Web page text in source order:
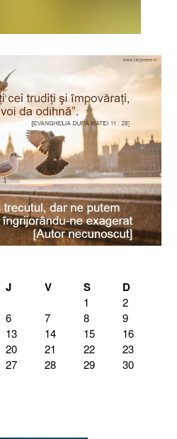
J V S D
1
2
6 7 8
9
13 14 15
16
20 21 22
23
27 28 29
30